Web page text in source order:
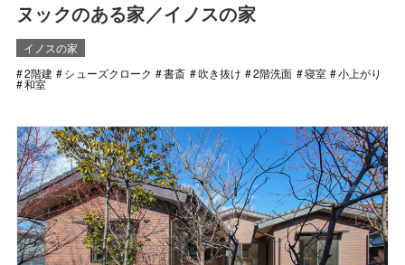
ヌックのある家／イノスの家
イノスの家
2階建
シューズクローク 書斎 吹き抜け 2階洗面 寝室 小上がり
和室